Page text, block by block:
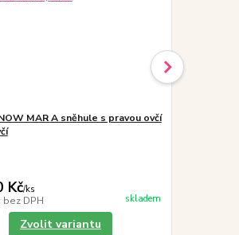
MAR A sněhule s pravou ovčí
Kč/ks
bez DPH skladem
Zvolit variantu